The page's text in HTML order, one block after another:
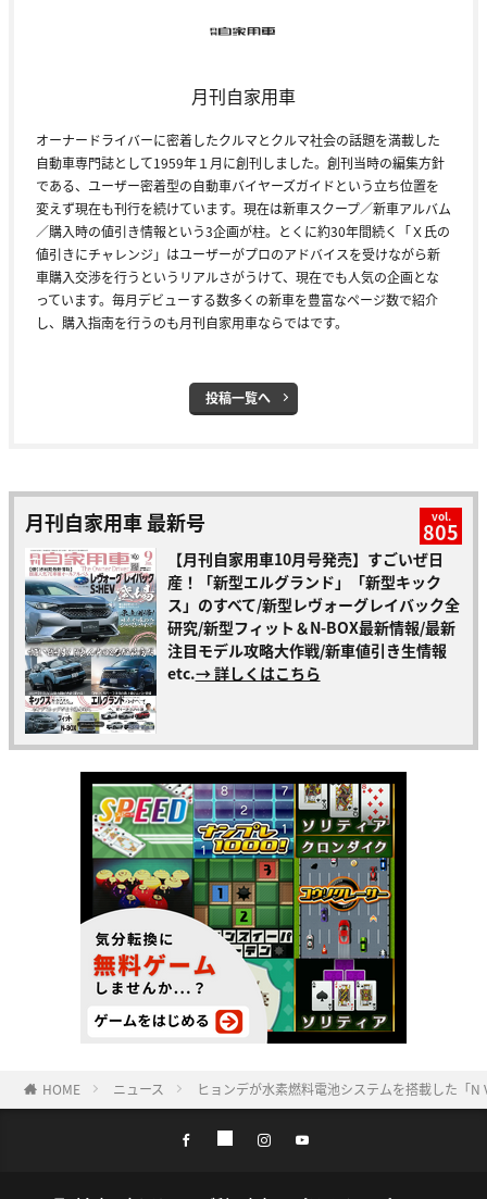
月刊自家用車
オーナードライバーに密着したクルマとクルマ社会の話題を満載した
自動車専門誌として1959年１月に創刊しました。創刊当時の編集方針
である、ユーザー密着型の自動車バイヤーズガイドという立ち位置を
変えず現在も刊行を続けています。現在は新車スクープ／新車アルバム
／購入時の値引き情報という3企画が柱。とくに約30年間続く「Ｘ氏の
値引きにチャレンジ」はユーザーがプロのアドバイスを受けながら新
車購入交渉を行うというリアルさがうけて、現在でも人気の企画とな
っています。毎月デビューする数多くの新車を豊富なページ数で紹介
し、購入指南を行うのも月刊自家用車ならではです。
投稿一覧へ
月刊自家用車 最新号 vol.
805
【月刊自家用車10月号発売】すごいぜ日
産！「新型エルグランド」「新型キック
ス」のすべて/新型レヴォーグレイバック全
研究/新型フィット＆N-BOX最新情報/最新
注目モデル攻略大作戦/新車値引き生情報
etc.→ 詳しくはこちら
HOME ニュース ヒョンデが水素燃料電池システムを搭載した「